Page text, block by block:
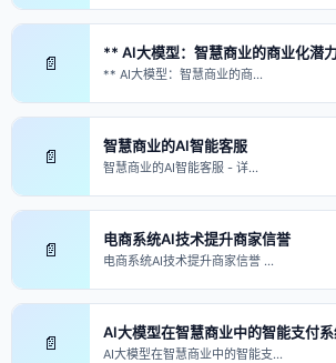
📄 ** AI大模型：智慧商业的商业化潜
** AI大模型：智慧商业的商…
📄 智慧商业的AI智能客服
智慧商业的AI智能客服 - 详…
📄 电商系统AI技术提升商家信誉
电商系统AI技术提升商家信誉 …
📄 AI大模型在智慧商业中的智能支付
AI大模型在智慧商业中的智能支…